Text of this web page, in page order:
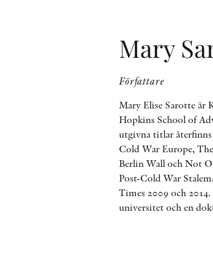
Mary
Författare
Mary Elise Sarotte är
Hopkins School of
utgivna titlar
Cold War Europe,
Berlin Wall och Not
Post-Cold War
Times 2009 och
universitet och en